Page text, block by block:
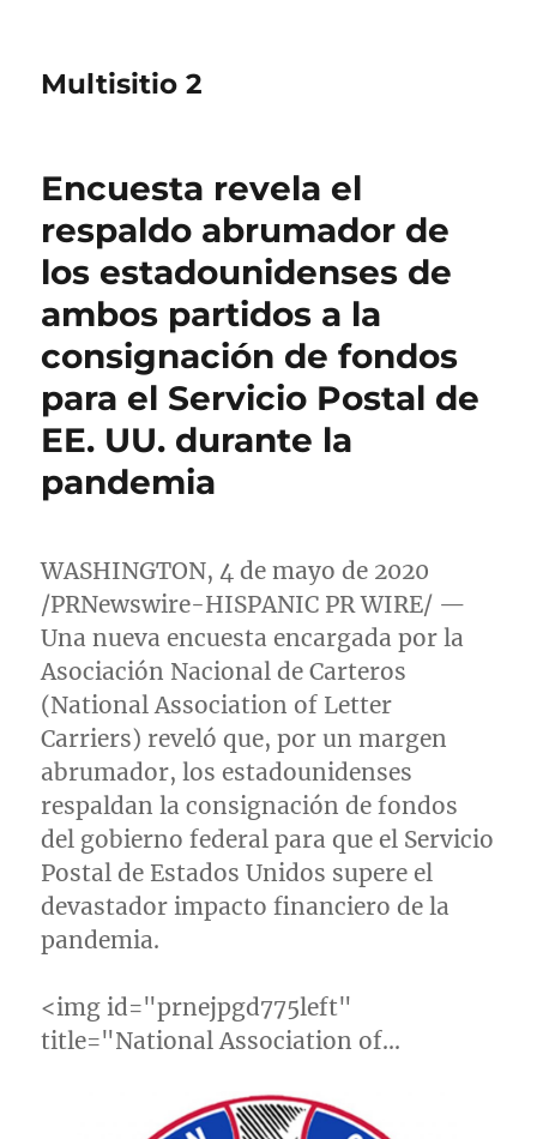
Multisitio 2
Encuesta revela el
respaldo abrumador de
los estadounidenses de
ambos partidos a la
consignación de fondos
para el Servicio Postal de
EE. UU. durante la
pandemia
WASHINGTON, 4 de mayo de 2020
/PRNewswire-HISPANIC PR WIRE/ —
Una nueva encuesta encargada por la
Asociación Nacional de Carteros
(National Association of Letter
Carriers) reveló que, por un margen
abrumador, los estadounidenses
respaldan la consignación de fondos
del gobierno federal para que el Servicio
Postal de Estados Unidos supere el
devastador impacto financiero de la
pandemia.
<img id="prnejpgd775left"
title="National Association of…